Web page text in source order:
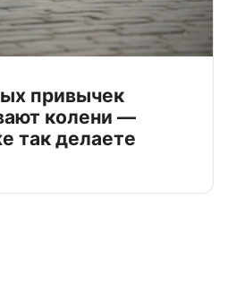
привычек
колени —
так делаете